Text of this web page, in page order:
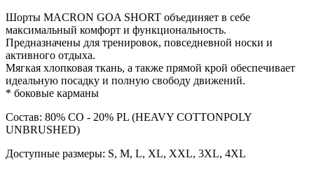
Шорты MACRON GOA SHORT объединяет в себе
максимальный комфорт и функциональность.
Предназначены для тренировок, повседневной носки и
активного отдыха.
Мягкая хлопковая ткань, а также прямой крой обеспечивает
идеальную посадку и полную свободу движений.
* боковые карманы
Состав: 80% CO - 20% PL (HEAVY COTTONPOLY
UNBRUSHED)
Доступные размеры: S, M, L, XL, XXL, 3XL, 4XL